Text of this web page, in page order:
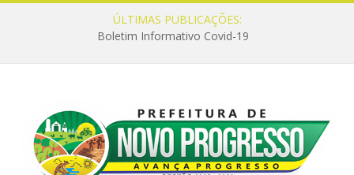
ÚLTIMAS PUBLICAÇÕES:
Boletim Informativo Covid-19